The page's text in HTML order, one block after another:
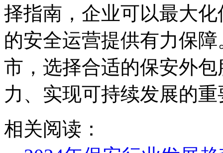
择指南，企业可以最大
的安全运营提供有力保
市，选择合适的保安外
力、实现可持续发展的
相关阅读：